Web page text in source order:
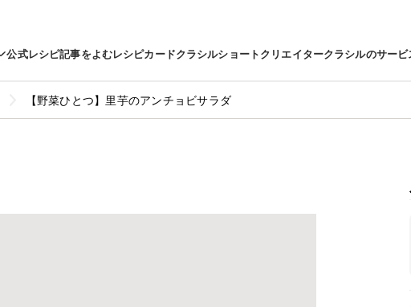
公式レシピ記事をよむレシピカードクラシルショートクリエイタークラシルのサービ
【野菜ひとつ】里芋のアンチョビサラダ